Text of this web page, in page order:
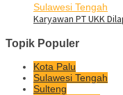
Sulawesi Tengah
Karyawan PT UKK
Topik Populer
Kota Palu
Sulawesi Tengah
Sulteng